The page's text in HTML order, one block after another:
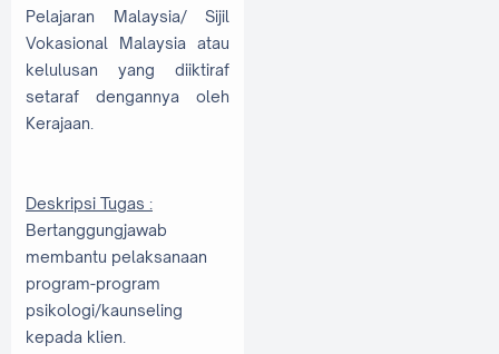
Pelajaran Malaysia/ Sijil
Vokasional Malaysia atau
kelulusan yang diiktiraf
setaraf dengannya oleh
Kerajaan.
Deskripsi Tugas :
Bertanggungjawab
membantu pelaksanaan
program-program
psikologi/kaunseling
kepada klien.